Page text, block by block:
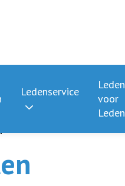
Ledenservice
Leden
voor
Leden